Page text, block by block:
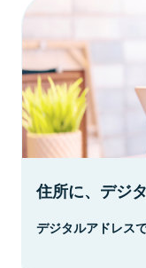
住所に、デジ
デジタルアドレス